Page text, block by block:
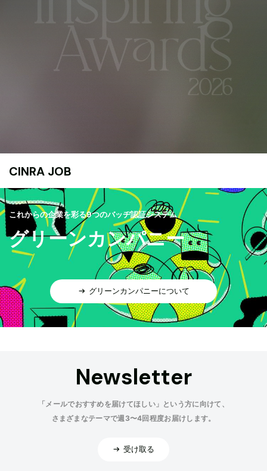
CINRA JOB
これからの企業を彩る9つのバッヂ認証システム
グリーンカンパニー
グリーンカンパニーについて
Newsletter
「メールでおすすめを届けてほしい」という方に向けて、
さまざまなテーマで週3〜4回程度お届けします。
受け取る